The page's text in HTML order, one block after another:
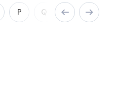
P Q R S